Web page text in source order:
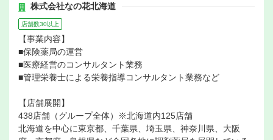
株式会社なの花北海道
店舗数30以上
【事業内容】
■保険薬局の運営
■医療経営のコンサルタント業務
■管理栄養士による栄養指導コンサルタント業務など
【店舗展開】
438店舗（グループ全体）※北海道内125店舗
北海道を中心に東京都、千葉県、埼玉県、神奈川県、大阪